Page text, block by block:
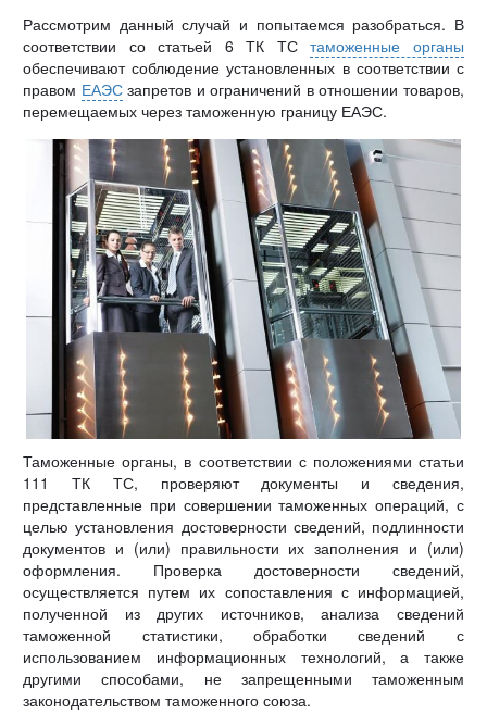
Рассмотрим данный случай и попытаемся разобраться. В
соответствии со статьей 6 ТК ТСтаможенные органы
обеспечивают соблюдение установленных в соответствии с
правом ЕАЭСзапретов и ограничений в отношении товаров,
перемещаемых через таможенную границу ЕАЭС.
Таможенные органы, в соответствии с положениями статьи
111 ТК ТС, проверяют документы и сведения,
представленные при совершении таможенных операций, с
целью установления достоверности сведений, подлинности
документов и (или) правильности их заполнения и (или)
оформления. Проверка достоверности сведений,
осуществляется путем их сопоставления с информацией,
полученной из других источников, анализа сведений
таможенной статистики, обработки сведений с
использованием информационных технологий, а также
другими способами, не запрещенными таможенным
законодательством таможенного союза.